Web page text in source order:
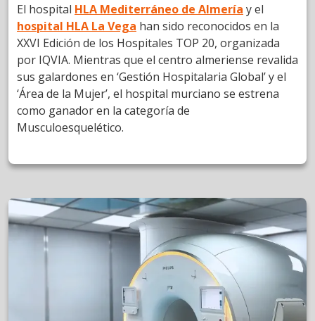
El hospital HLA Mediterráneo de Almería y el
hospital HLA La Vega han sido reconocidos en la
XXVI Edición de los Hospitales TOP 20, organizada
por IQVIA. Mientras que el centro almeriense revalida
sus galardones en ‘Gestión Hospitalaria Global’ y el
‘Área de la Mujer’, el hospital murciano se estrena
como ganador en la categoría de
Musculoesquelético.